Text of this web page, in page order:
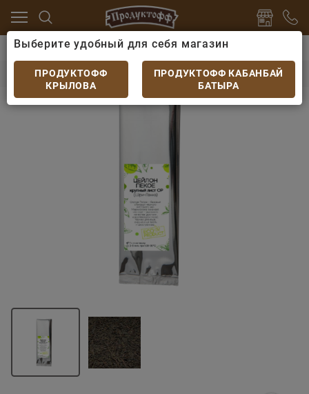
кофе, какао Чай листовой
Чай Цейлон ПЕКОЕ
Чай Цейлон ПЕКОЕ 50гр
Выберите удобный для себя магазин
ПРОДУКТОФФ
КРЫЛОВА
ПРОДУКТОФФ КАБАНБАЙ
БАТЫРА